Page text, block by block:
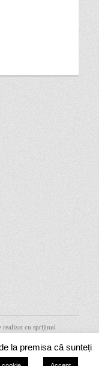
realizat cu sprijinul
a Operatorului
sau a Oficiului
la premisa că sunteți